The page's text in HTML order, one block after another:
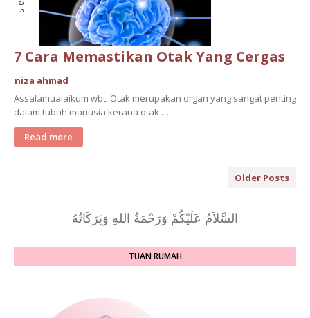
7 Cara Memastikan Otak Yang Cergas
niza ahmad
Assalamualaikum wbt, Otak merupakan organ yang sangat penting
dalam tubuh manusia kerana otak …
Read more
Older Posts
السَّلاَمُ عَلَيْكُمْ وَرَحْمَةُ اللهِ وَبَرَكَاتُهُ
TUAN RUMAH